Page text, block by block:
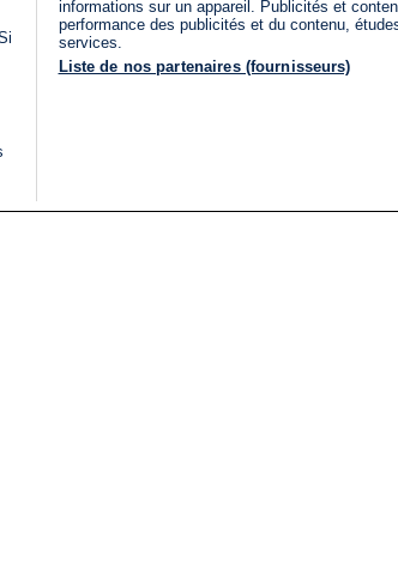
informations sur un appareil. Publicités et
performance des publicités et du contenu,
services.
Liste de nos partenaires (fournisseurs)